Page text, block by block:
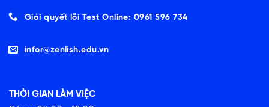
Giải quyết lỗi Test Online: 0961 596 734
infor@zenlish.edu.vn
THỜI GIAN LÀM VIỆC